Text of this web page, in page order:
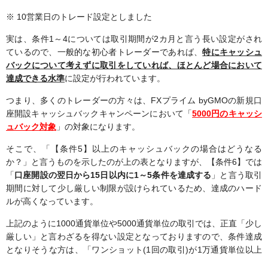
※ 10営業日のトレード設定としました
実は、条件1～4については取引期間が2カ月と言う長い設定がされ
ているので、一般的な初心者トレーダーであれば、特にキャッシュ
バックについて考えずに取引をしていれば、ほとんど場合において
達成できる水準に設定が行われています。
つまり、多くのトレーダーの方々は、FXプライム byGMOの新規口
座開設キャッシュバックキャンペーンにおいて「5000円のキャッシ
ュバック対象 」の対象になります。
そこで、「【条件5】以上のキャッシュバックの場合はどうなる
か？」と言うものを示したのが上の表となりますが、【条件6】では
「口座開設の翌日から15日以内に1～5条件を達成する 」と言う取引
期間に対して少し厳しい制限が設けられているため、達成のハード
ルが高くなっています。
上記のように1000通貨単位や5000通貨単位の取引では、正直「少し
厳しい」と言わざるを得ない設定となっておりますので、条件達成
となりそうな方は、「ワンショット(1回の取引)が1万通貨単位以上